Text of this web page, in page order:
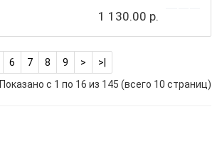
1 130.00 р.
6 7 8 9 >
>|
Показано с 1 по 16 из 145 (всего 10 страниц)